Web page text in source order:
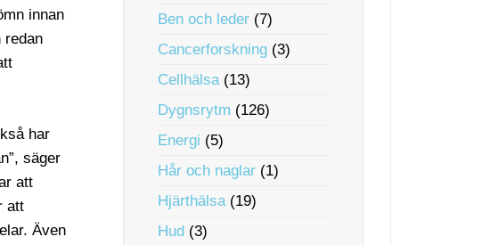
innan
redan
har
säger
att
att
Även
Ben och leder (7)
Cancerforskning (3)
Cellhälsa(13)
Dygnsrytm (126)
Energi (5)
Hår och naglar (1)
Hjärthälsa(19)
Hud (3)